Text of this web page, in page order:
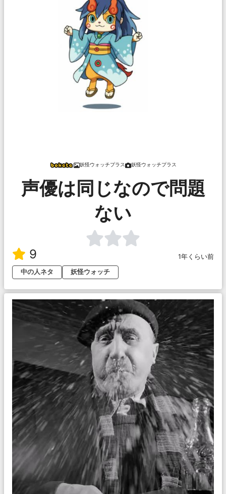
妖怪ウォッチプラス 妖怪ウォッチプラス
声優は同じなので問題
ない
9
1年くらい前
中の人ネタ
妖怪ウォッチ